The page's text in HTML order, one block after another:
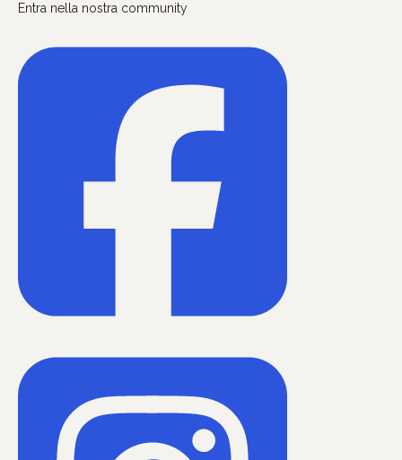
Entra nella nostra community